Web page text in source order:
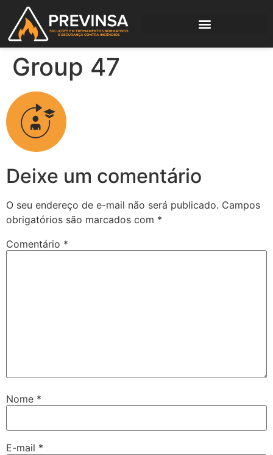
Group 47
Deixe um comentário
O seu endereço de e-mail não será publicado. Campos
obrigatórios são marcados com *
Comentário *
Nome *
E-mail *